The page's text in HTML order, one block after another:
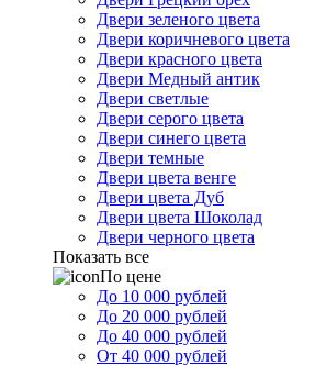
Двери зеленого цвета
Двери коричневого цвета
Двери красного цвета
Двери Медный антик
Двери светлые
Двери серого цвета
Двери синего цвета
Двери темные
Двери цвета венге
Двери цвета Дуб
Двери цвета Шоколад
Двери черного цвета
Показать все
По цене
До 10 000 рублей
До 20 000 рублей
До 40 000 рублей
От 40 000 рублей